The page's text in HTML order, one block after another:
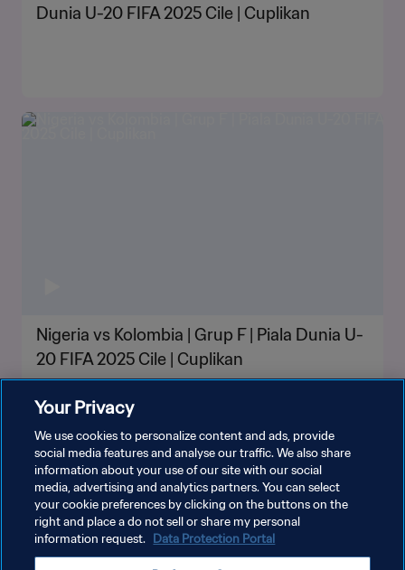
Dunia U-20 FIFA 2025 Cile | Cuplikan
Nigeria vs Kolombia | Grup F | Piala Dunia U-
20 FIFA 2025 Cile | Cuplikan
LIHAT LEBIH BANYAK
Your Privacy
We use cookies to personalize content and ads, provide
social media features and analyse our traffic. We also share
information about your use of our site with our social
media, advertising and analytics partners. You can select
your cookie preferences by clicking on the buttons on the
right and place a do not sell or share my personal
information request. Data Protection Portal